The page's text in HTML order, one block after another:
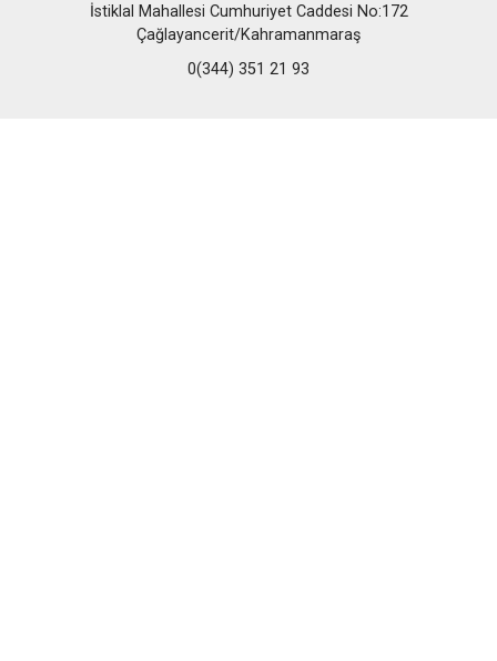
İstiklal Mahallesi Cumhuriyet Caddesi No:172
Çağlayancerit/Kahramanmaraş
0(344) 351 21 93